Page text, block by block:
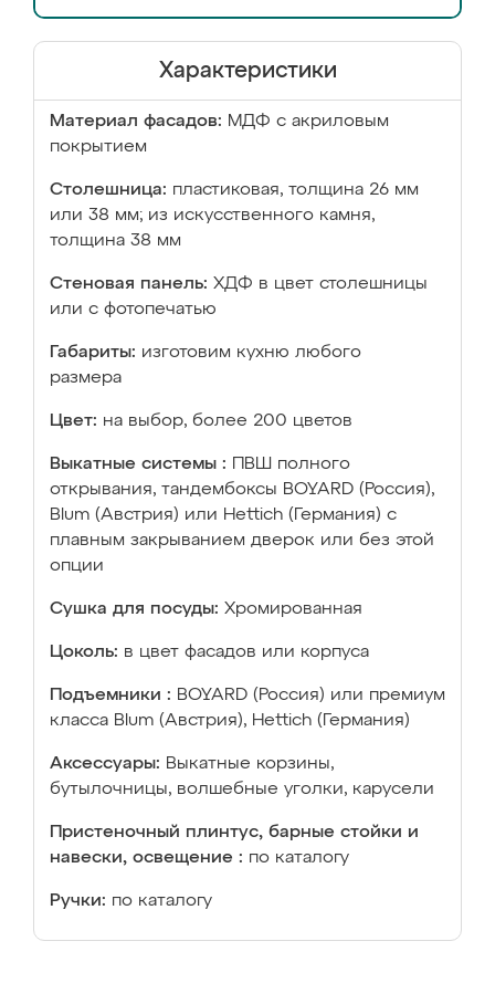
Характеристики
Материал фасадов: МДФ с акриловым
покрытием
Столешница: пластиковая, толщина 26 мм
или 38 мм; из искусственного камня,
толщина 38 мм
Стеновая панель: ХДФ в цвет столешницы
или с фотопечатью
Габариты: изготовим кухню любого
размера
Цвет: на выбор, более 200 цветов
Выкатные системы :
ПВШ полного
открывания, тандембоксы BOYARD (Россия),
Blum (Австрия) или Hettich (Германия) с
плавным закрыванием дверок или без этой
опции
Сушка для посуды: Хромированная
Цоколь: в цвет фасадов или корпуса
Подъемники : BOYARD (Россия) или премиум
класса Blum (Австрия), Hettich (Германия)
Аксессуары: Выкатные корзины,
бутылочницы, волшебные уголки, карусели
Пристеночный плинтус, барные стойки и
навески, освещение : по каталогу
Ручки: по каталогу